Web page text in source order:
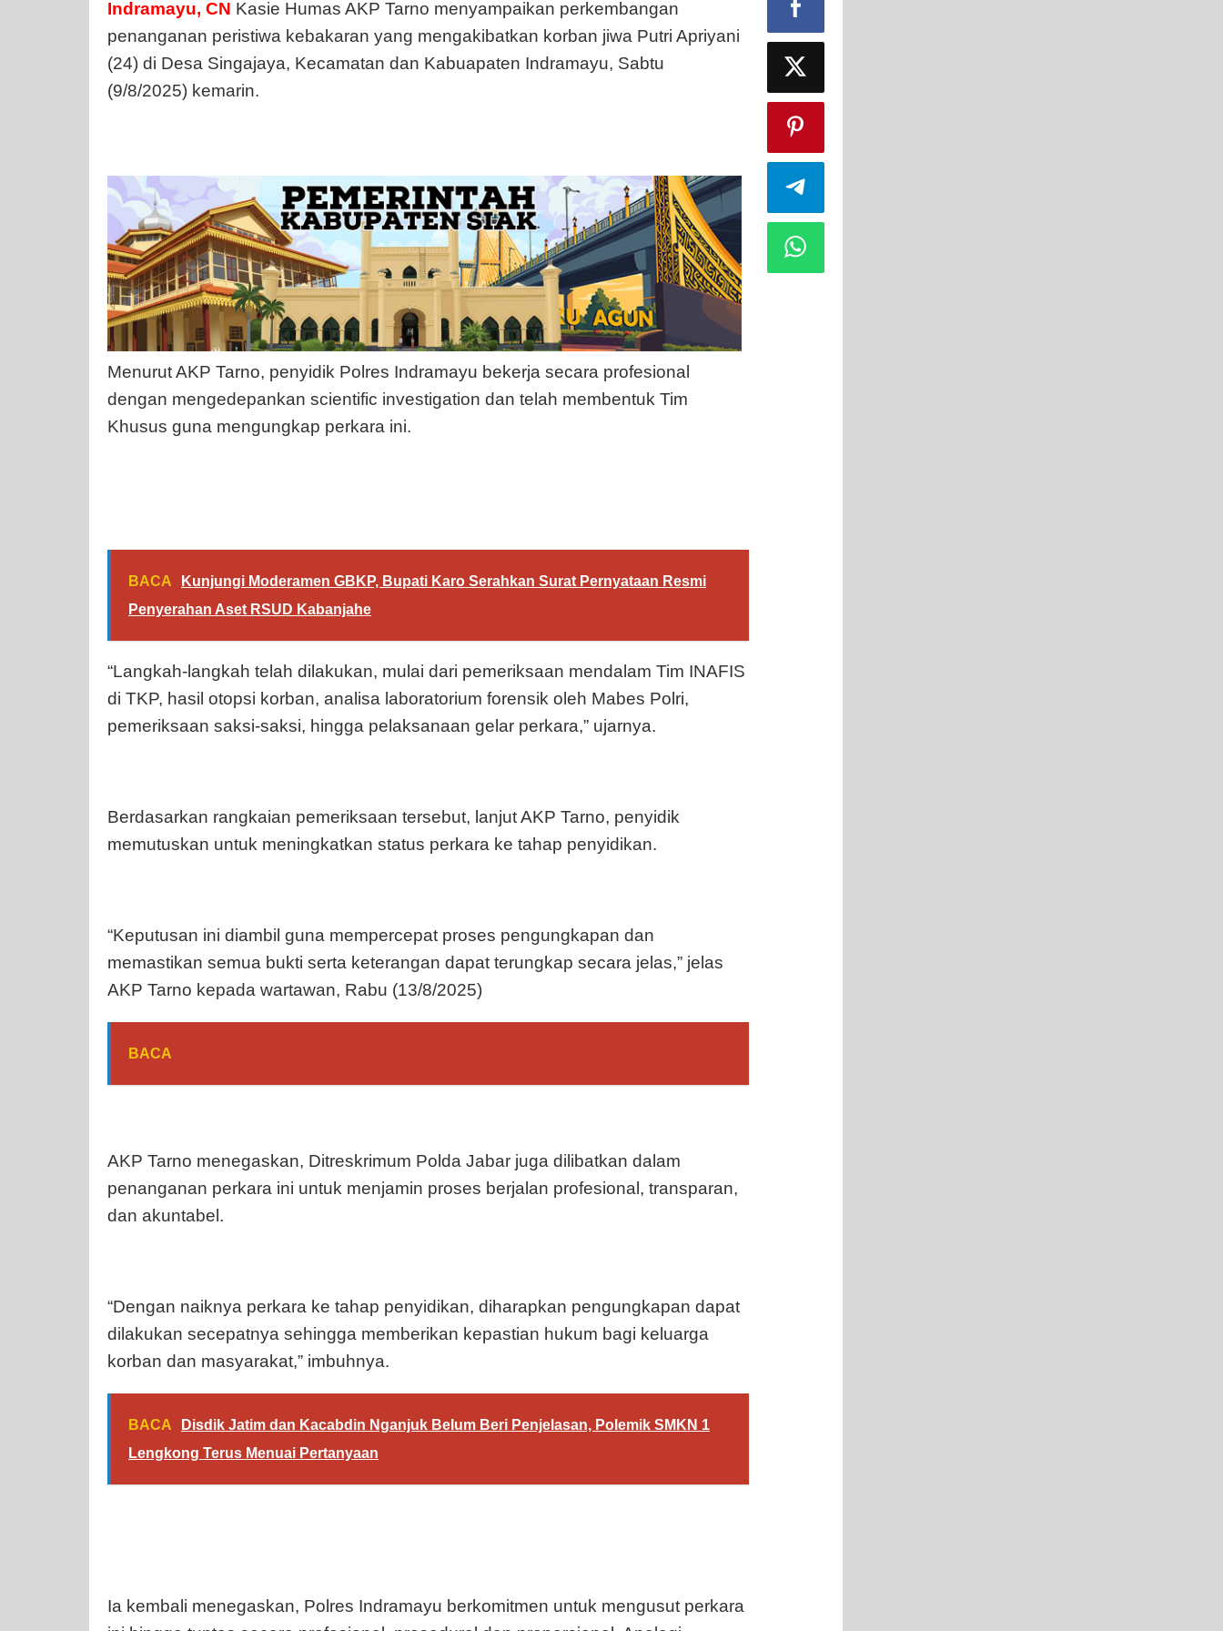
Indramayu, CN Kasie Humas AKP Tarno menyampaikan perkembangan
penanganan peristiwa kebakaran yang mengakibatkan korban jiwa Putri Apriyani
(24) di Desa Singajaya, Kecamatan dan Kabuapaten Indramayu, Sabtu
(9/8/2025) kemarin.
Menurut AKP Tarno, penyidik Polres Indramayu bekerja secara profesional
dengan mengedepankan scientific investigation dan telah membentuk Tim
Khusus guna mengungkap perkara ini.
BACA
Kunjungi Moderamen GBKP, Bupati Karo Serahkan Surat Pernyataan Resmi
Penyerahan Aset RSUD Kabanjahe
“Langkah-langkah telah dilakukan, mulai dari pemeriksaan mendalam Tim INAFIS
di TKP, hasil otopsi korban, analisa laboratorium forensik oleh Mabes Polri,
pemeriksaan saksi-saksi, hingga pelaksanaan gelar perkara,” ujarnya.
Berdasarkan rangkaian pemeriksaan tersebut, lanjut AKP Tarno, penyidik
memutuskan untuk meningkatkan status perkara ke tahap penyidikan.
“Keputusan ini diambil guna mempercepat proses pengungkapan dan
memastikan semua bukti serta keterangan dapat terungkap secara jelas,” jelas
AKP Tarno kepada wartawan, Rabu (13/8/2025)
BACA
AKP Tarno menegaskan, Ditreskrimum Polda Jabar juga dilibatkan dalam
penanganan perkara ini untuk menjamin proses berjalan profesional, transparan,
dan akuntabel.
“Dengan naiknya perkara ke tahap penyidikan, diharapkan pengungkapan dapat
dilakukan secepatnya sehingga memberikan kepastian hukum bagi keluarga
korban dan masyarakat,” imbuhnya.
BACA
Disdik Jatim dan Kacabdin Nganjuk Belum Beri Penjelasan, Polemik SMKN 1
Lengkong Terus Menuai Pertanyaan
Ia kembali menegaskan, Polres Indramayu berkomitmen untuk mengusut perkara